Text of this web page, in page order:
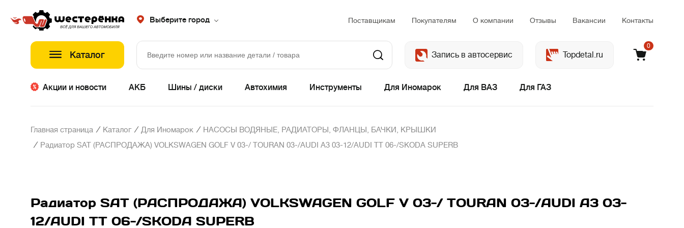
Выберите город Поставщикам Покупателям О компании Отзывы Вакансии Контакты
Каталог Запись в автосервис Topdetal.ru
0
Акции и новости АКБ Шины / диски Автохимия Инструменты Для Иномарок Для ВАЗ Для ГАЗ
Главная страница / Каталог / Для Иномарок / НАСОСЫ ВОДЯНЫЕ, РАДИАТОРЫ, ФЛАНЦЫ, БАЧКИ, КРЫШКИ
/ Радиатор SAT (РАСПРОДАЖА) VOLKSWAGEN GOLF V 03-/ TOURAN 03-/AUDI A3 03-12/AUDI TT 06-/SKODA SUPERB
Радиатор SAT (РАСПРОДАЖА) VOLKSWAGEN GOLF V 03-/ TOURAN 03-/AUDI A3 03-
12/AUDI TT 06-/SKODA SUPERB